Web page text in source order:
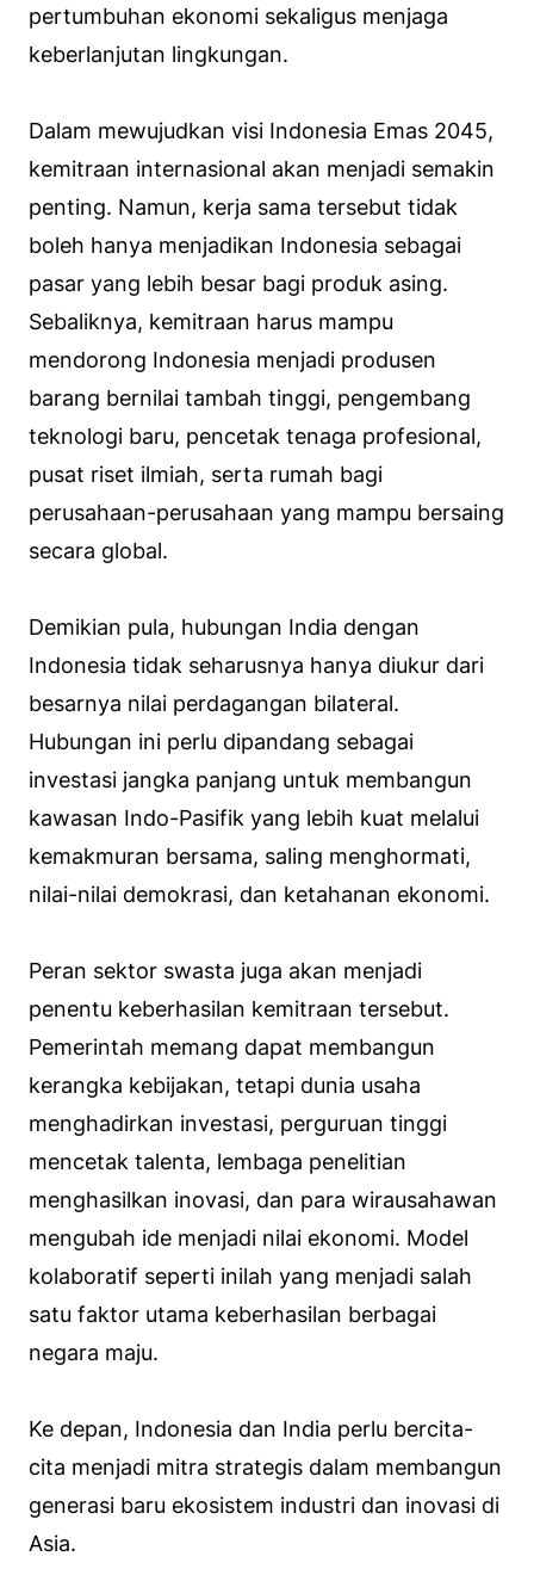
pertumbuhan ekonomi sekaligus menjaga
keberlanjutan lingkungan.
Dalam mewujudkan visi Indonesia Emas 2045,
kemitraan internasional akan menjadi semakin
penting. Namun, kerja sama tersebut tidak
boleh hanya menjadikan Indonesia sebagai
pasar yang lebih besar bagi produk asing.
Sebaliknya, kemitraan harus mampu
mendorong Indonesia menjadi produsen
barang bernilai tambah tinggi, pengembang
teknologi baru, pencetak tenaga profesional,
pusat riset ilmiah, serta rumah bagi
perusahaan-perusahaan yang mampu bersaing
secara global.
Demikian pula, hubungan India dengan
Indonesia tidak seharusnya hanya diukur dari
besarnya nilai perdagangan bilateral.
Hubungan ini perlu dipandang sebagai
investasi jangka panjang untuk membangun
kawasan Indo-Pasifik yang lebih kuat melalui
kemakmuran bersama, saling menghormati,
nilai-nilai demokrasi, dan ketahanan ekonomi.
Peran sektor swasta juga akan menjadi
penentu keberhasilan kemitraan tersebut.
Pemerintah memang dapat membangun
kerangka kebijakan, tetapi dunia usaha
menghadirkan investasi, perguruan tinggi
mencetak talenta, lembaga penelitian
menghasilkan inovasi, dan para wirausahawan
mengubah ide menjadi nilai ekonomi. Model
kolaboratif seperti inilah yang menjadi salah
satu faktor utama keberhasilan berbagai
negara maju.
Ke depan, Indonesia dan India perlu bercita-
cita menjadi mitra strategis dalam membangun
generasi baru ekosistem industri dan inovasi di
Asia.